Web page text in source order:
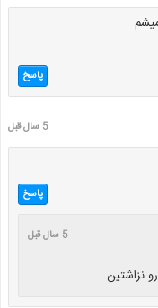
پاسخ
5 سال قبل
پاسخ
5 سال قبل
نزاشتین